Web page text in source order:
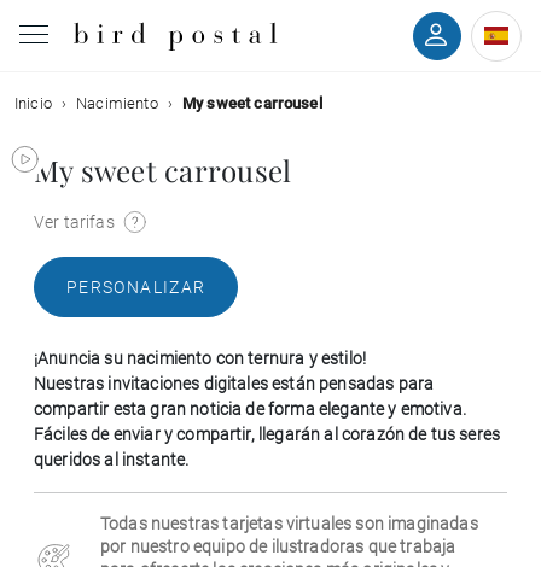
Boda
Nacimiento
Comunión
Condolencias
Cumpleaños
Fiestas navideñas
Inicio Nacimiento My sweet carrousel
My sweet carrousel
Ver tarifas
PERSONALIZAR
¡Anuncia su nacimiento con ternura y estilo!
Nuestras invitaciones digitales están pensadas para
compartir esta gran noticia de forma elegante y emotiva.
Fáciles de enviar y compartir, llegarán al corazón de tus seres
queridos al instante.
Todas nuestras tarjetas virtuales son imaginadas
por nuestro equipo de ilustradoras que trabaja